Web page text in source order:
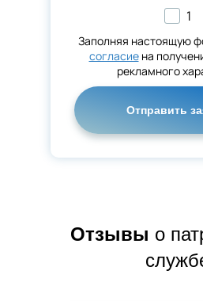
1
Заполняя настоящую
согласиена
рекламного
Оставьте это поле
Отзывы о